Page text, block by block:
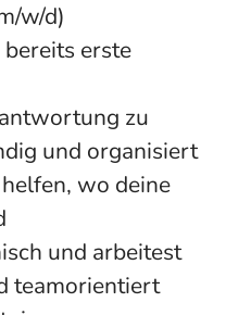
w/d)
erste
zu
und organisiert
wo deine
und arbeitest
teamorientiert